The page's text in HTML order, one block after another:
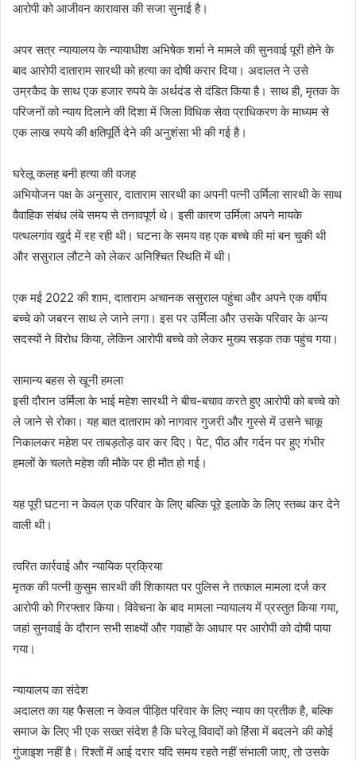
आरोपी को आजीवन कारावास की सजा सुनाई है।
अपर सत्र न्यायालय के न्यायाधीश अभिषेक शर्मा ने मामले की सुनवाई पूरी होने के
बाद आरोपी दाताराम सारथी को हत्या का दोषी करार दिया। अदालत ने उसे
उम्रकैद के साथ एक हजार रुपये के अर्थदंड से दंडित किया है। साथ ही, मृतक के
परिजनों को न्याय दिलाने की दिशा में जिला विधिक सेवा प्राधिकरण के माध्यम से
एक लाख रुपये की क्षतिपूर्ति देने की अनुशंसा भी की गई है।
घरेलू कलह बनी हत्या की वजह
अभियोजन पक्ष के अनुसार, दाताराम सारथी का अपनी पत्नी उर्मिला सारथी के साथ
वैवाहिक संबंध लंबे समय से तनावपूर्ण थे। इसी कारण उर्मिला अपने मायके
पत्थलगांव खुर्द में रह रही थी। घटना के समय वह एक बच्चे की मां बन चुकी थी
और ससुराल लौटने को लेकर अनिश्चित स्थिति में थी।
एक मई 2022 की शाम, दाताराम अचानक ससुराल पहुंचा और अपने एक वर्षीय
बच्चे को जबरन साथ ले जाने लगा। इस पर उर्मिला और उसके परिवार के अन्य
सदस्यों ने विरोध किया, लेकिन आरोपी बच्चे को लेकर मुख्य सड़क तक पहुंच गया।
सामान्य बहस से खूनी हमला
इसी दौरान उर्मिला के भाई महेश सारथी ने बीच-बचाव करते हुए आरोपी को बच्चे को
ले जाने से रोका। यह बात दाताराम को नागवार गुजरी और गुस्से में उसने चाकू
निकालकर महेश पर ताबड़तोड़ वार कर दिए। पेट, पीठ और गर्दन पर हुए गंभीर
हमलों के चलते महेश की मौके पर ही मौत हो गई।
यह पूरी घटना न केवल एक परिवार के लिए बल्कि पूरे इलाके के लिए स्तब्ध कर देने
वाली थी।
त्वरित कार्रवाई और न्यायिक प्रक्रिया
मृतक की पत्नी कुसुम सारथी की शिकायत पर पुलिस ने तत्काल मामला दर्ज कर
आरोपी को गिरफ्तार किया। विवेचना के बाद मामला न्यायालय में प्रस्तुत किया गया,
जहां सुनवाई के दौरान सभी साक्ष्यों और गवाहों के आधार पर आरोपी को दोषी पाया
गया।
न्यायालय का संदेश
अदालत का यह फैसला न केवल पीड़ित परिवार के लिए न्याय का प्रतीक है, बल्कि
समाज के लिए भी एक सख्त संदेश है कि घरेलू विवादों को हिंसा में बदलने की कोई
गुंजाइश नहीं है। रिश्तों में आई दरार यदि समय रहते नहीं संभाली जाए, तो उसके